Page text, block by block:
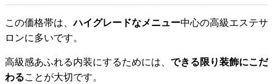
この価格帯は、ハイグレードなメニュー中心の高級エステサ
ロンに多いです。
高級感あふれる内装にするためには、 できる限り装飾にこだ
わることが大切です。